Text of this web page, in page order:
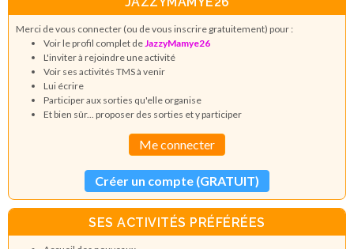
Merci de vous connecter (ou de vous inscrire gratuitement) pour :
Voir le profil complet deJazzyMamye26
L'inviter à rejoindre une activité
Voir ses activités TMS à venir
Lui écrire
Participer aux sorties qu'elle organise
Et bien sûr... proposer des sorties et y participer
Me connecter
Créer un compte (GRATUIT)
SES ACTIVITÉS PRÉFÉRÉES